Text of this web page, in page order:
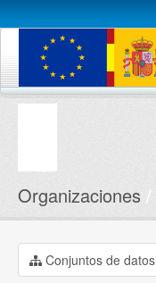
Conjuntos de datos
Organizaciones
Conjuntos de datos